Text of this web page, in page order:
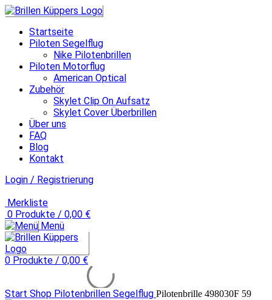
Startseite
Piloten Segelflug
Nike Pilotenbrillen
Piloten Motorflug
American Optical
Zubehör
Skylet Clip On Aufsatz
Skylet Cover Überbrillen
Über uns
FAQ
Blog
Kontakt
Login / Registrierung
Merkliste
0 Produkte / 0,00 €
Menü
0 Produkte / 0,00 €
Start Shop Pilotenbrillen Segelflug Pilotenbrille 498030F 59